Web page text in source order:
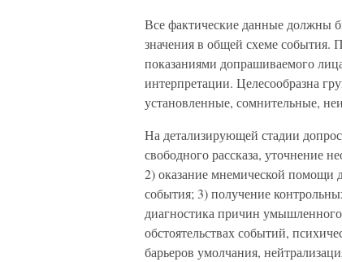
Все фактические данные должны
значения в общей схеме события.
показаниями допрашиваемого
интерпретации. Целесообразна
установленные, сомнительные,
На детализирующей стадии
свободного рассказа, уточнение
2) оказание мнемической помощи
события; 3) получение
диагностика причин
обстоятельствах событий,
барьеров умолчания,